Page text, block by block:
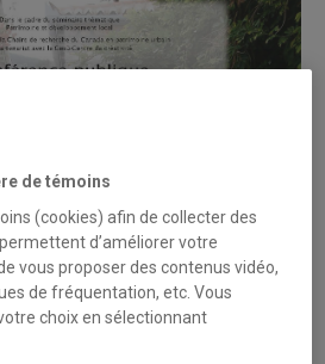
de témoins
(cookies) afin de collecter des
d’améliorer votre
vous proposer des contenus vidéo,
de fréquentation, etc. Vous
choix en sélectionnant